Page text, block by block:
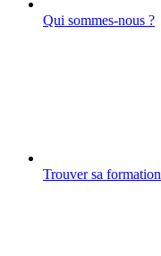
Qui sommes-nous ?
Trouver sa formation